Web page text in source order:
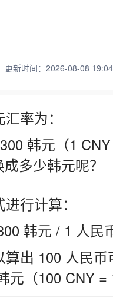
更新时间：2026-08-08
率为：
韩元（1
多少韩元呢？
行计算：
韩元 / 1 人民
出 100 人民
元（100 CNY =